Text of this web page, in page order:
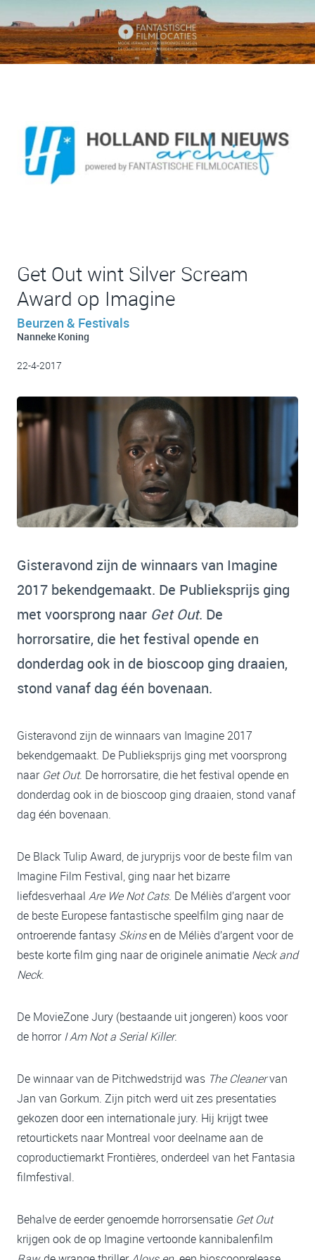
Get Out wint Silver Scream
Award op Imagine
Beurzen & Festivals
Nanneke Koning
22-4-2017
Gisteravond zijn de winnaars van Imagine
2017 bekendgemaakt. De Publieksprijs ging
met voorsprong naar Get Out. De
horrorsatire, die het festival opende en
donderdag ook in de bioscoop ging draaien,
stond vanaf dag één bovenaan.
Gisteravond zijn de winnaars van Imagine 2017
bekendgemaakt. De Publieksprijs ging met voorsprong
naar Get Out. De horrorsatire, die het festival opende en
donderdag ook in de bioscoop ging draaien, stond vanaf
dag één bovenaan.
De Black Tulip Award, de juryprijs voor de beste film van
Imagine Film Festival, ging naar het bizarre
liefdesverhaal Are We Not Cats. De Méliès d’argent voor
de beste Europese fantastische speelfilm ging naar de
ontroerende fantasy Skinsen de Méliès d’argent voor de
beste korte film ging naar de originele animatie Neck and
Neck.
De MovieZone Jury (bestaande uit jongeren) koos voor
de horrorI Am Not a Serial Killer.
De winnaar van de Pitchwedstrijd was The Cleanervan
Jan van Gorkum. Zijn pitch werd uit zes presentaties
gekozen door een internationale jury. Hij krijgt twee
retourtickets naar Montreal voor deelname aan de
coproductiemarkt Frontières, onderdeel van het Fantasia
filmfestival.
Behalve de eerder genoemde horrorsensatie Get Out
krijgen ook de op Imagine vertoonde kannibalenfilm